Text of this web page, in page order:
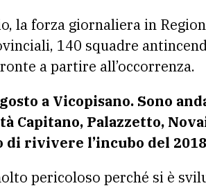
la forza giornaliera in
140 squadre
a partire all’occorrenza.
a Vicopisano. Sono
Palazzetto,
di rivivere l’incubo del 2018
pericoloso perché si è